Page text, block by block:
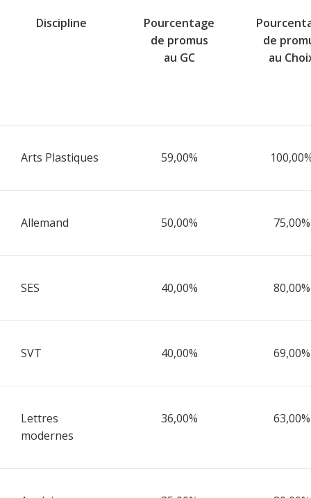
Discipline
Pourcentage
de promus
au GC
de
au
Arts Plastiques 59,00%
Allemand 50,00% 75,00%
SES 40,00% 80,00%
SVT 40,00% 69,00%
Lettres
modernes
36,00% 63,00%